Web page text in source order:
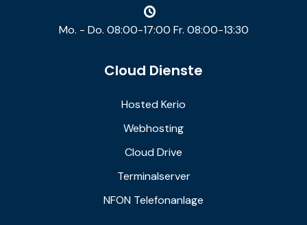
Mo. - Do. 08:00-17:00 Fr. 08:00-13:30
Cloud Dienste
Hosted Kerio
Webhosting
Cloud Drive
Terminalserver
NFON Telefonanlage